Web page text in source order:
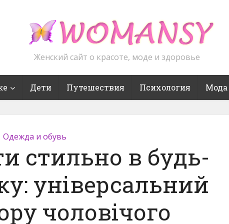
Женский сайт о красоте, моде и здоровье
Дети Путешествия Психология Мода
Одежда и обувь
стильно в будь-
універсальний
чоловічого